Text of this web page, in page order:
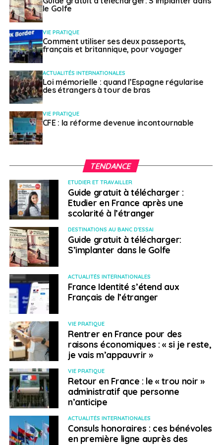
Les modalités d’entrée en Allemagne diffèrent
suivant le pays de provenance
Plus d’informations sur les conditions d’entrée en
Allemagne et sur les mesures en vigueur dans le
pays
Contact utile :
Site de l’ambassade de France en Allemagne
> Arabie Saoudite
l’interdiction d’entrée dans le royaume, à compter
du 1er août 2021, pour les titulaires d’un visa
touristique (e-visa) obtenu via le site officiel
VisitSaudi.com.
L’entrée en Arabie Saoudite reste toutefois
interdite aux ressortissants non-saoudiens en
provenance d’Afrique du Sud, Argentine, Brésil,
Égypte, Inde, Indonésie, Liban, Pakistan, et
Turquie. Ces voyageurs doivent passer un
minimum de 14 jours en dehors des pays
précités avant de pouvoir prétendre à l’entrée
dans le royaume.
Plus d’informations sur les conditions d’entrée en
Arabie Saoudite et sur les mesures en vigueur dans
le pays
Contact utile :
Ambassade de France en Arabie Saoudite
> Autriche
L’ordonnance d’entrée (Einreiseverordnung)
le Golfe
VIE PRATIQUE
Comment utiliser ses deux passeports,
français et britannique, pour voyager
ACTUALITÉS INTERNATIONALES
Loi mémorielle : quand l’Espagne régularise
des étrangers à tour de bras
VIE PRATIQUE
CFE : la réforme devenue incontournable
TENDANCE
ETUDIER ET TRAVAILLER
Guide gratuit à télécharger :
Etudier en France après une
scolarité à l’étranger
DESTINATIONS AU BANC D'ESSAI
Guide gratuit à télécharger:
S’implanter dans le Golfe
ACTUALITÉS INTERNATIONALES
France Identité s’étend aux
Français de l’étranger
VIE PRATIQUE
Rentrer en France pour des
raisons économiques : « si je reste,
je vais m’appauvrir »
VIE PRATIQUE
Retour en France : le « trou noir »
administratif que personne
n’anticipe
ACTUALITÉS INTERNATIONALES
Consuls honoraires : ces bénévoles
en première ligne auprès des